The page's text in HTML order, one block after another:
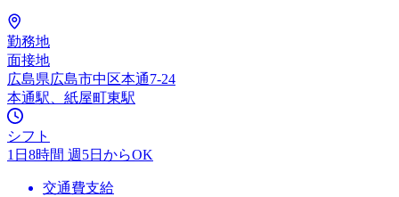
勤務地
面接地
広島県広島市中区本通7-24
本通駅、紙屋町東駅
シフト
1日8時間 週5日からOK
交通費支給